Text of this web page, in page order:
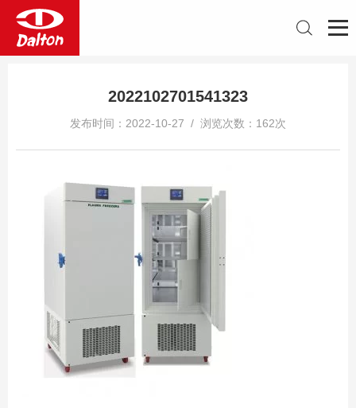
2022102701541323
发布时间：2022-10-27 / 浏览次数：162次